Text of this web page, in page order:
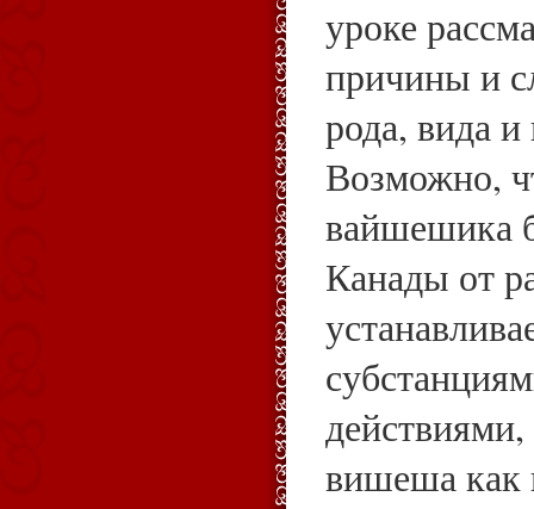
уроке
причины и
рода, вида
Возможно,
вайшешика
Канады от
вишеша как